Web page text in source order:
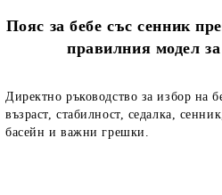
Пояс за бебе със сенник
правилния модел
Директно ръководство за избор на
възраст, стабилност, седалка,
басейн и важни грешки.